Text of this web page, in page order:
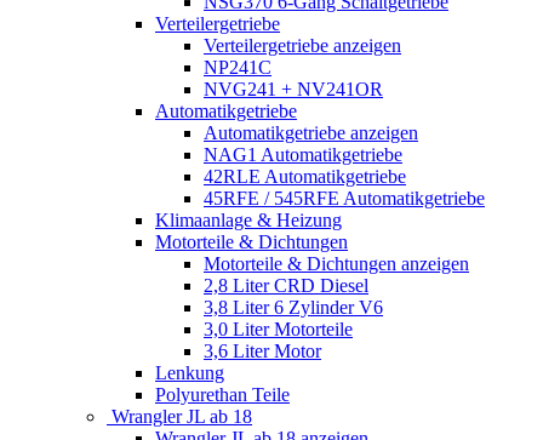
Verteilergetriebe
Verteilergetriebe anzeigen
NP241C
NVG241 + NV241OR
Automatikgetriebe
Automatikgetriebe anzeigen
NAG1 Automatikgetriebe
42RLE Automatikgetriebe
45RFE / 545RFE Automatikgetriebe
Klimaanlage & Heizung
Motorteile & Dichtungen
Motorteile & Dichtungen anzeigen
2,8 Liter CRD Diesel
3,8 Liter 6 Zylinder V6
3,0 Liter Motorteile
3,6 Liter Motor
Lenkung
Polyurethan Teile
Wrangler JL ab 18